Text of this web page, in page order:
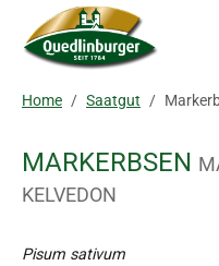
Skip to main navigation
Zum Hauptinhalt springen
Skip to page footer
Home Saatgut
MARKERBSEN
KELVEDON
Pisum sativum